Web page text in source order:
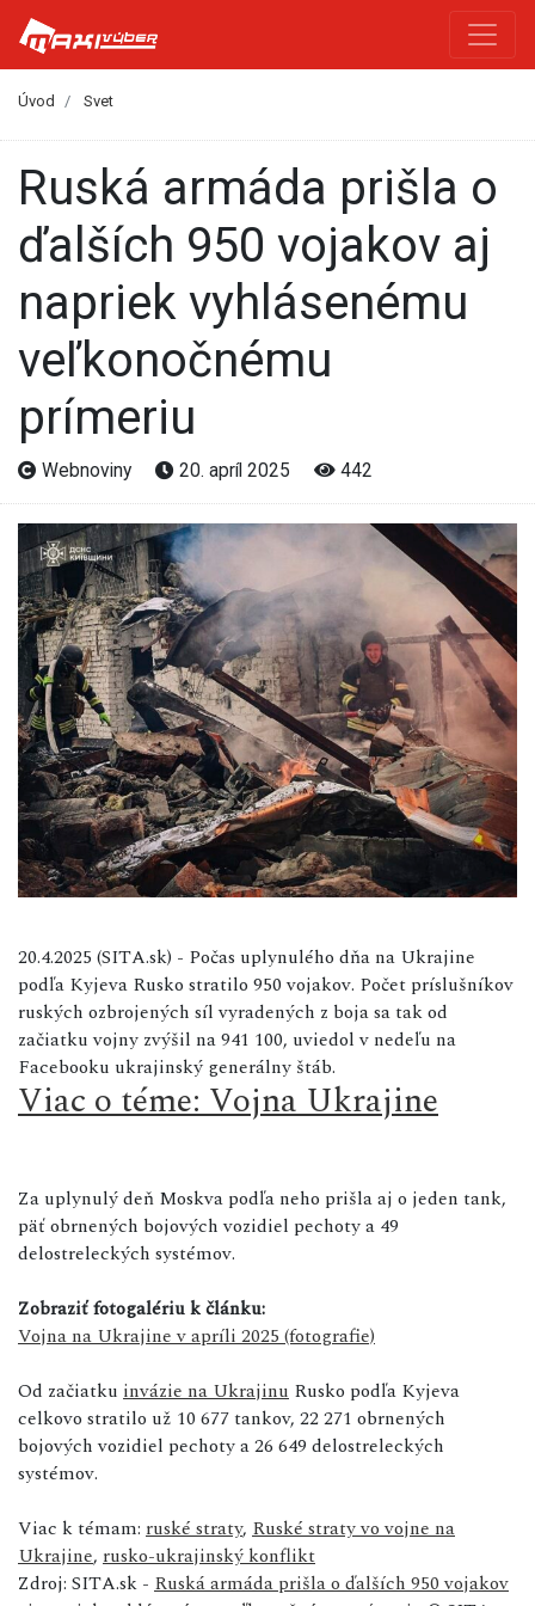
Úvod Svet
Ruská armáda prišla o
ďalších 950 vojakov aj
napriek vyhlásenému
veľkonočnému
prímeriu
Webnoviny 20. apríl 2025 442
20.4.2025 (SITA.sk) - Počas uplynulého dňa na Ukrajine
podľa Kyjeva Rusko stratilo 950 vojakov. Počet príslušníkov
ruských ozbrojených síl vyradených z boja sa tak od
začiatku vojny zvýšil na 941 100, uviedol v nedeľu na
Facebooku ukrajinský generálny štáb.
Viac o téme: Vojna Ukrajine
Za uplynulý deň Moskva podľa neho prišla aj o jeden tank,
päť obrnených bojových vozidiel pechoty a 49
delostreleckých systémov.
Zobraziť fotogalériu k článku:
Vojna na Ukrajine v apríli 2025 (fotografie)
Od začiatku invázie na Ukrajinu Rusko podľa Kyjeva
celkovo stratilo už 10 677 tankov, 22 271 obrnených
bojových vozidiel pechoty a 26 649 delostreleckých
systémov.
Viac k témam: ruské straty, Ruské straty vo vojne na
Ukrajine, rusko-ukrajinský konflikt
Zdroj: SITA.sk - Ruská armáda prišla o ďalších 950 vojakov